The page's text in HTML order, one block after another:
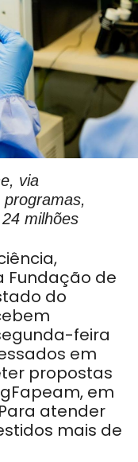
via
milhões
Fundação de
do
feira
em
propostas
em
atender
mais de